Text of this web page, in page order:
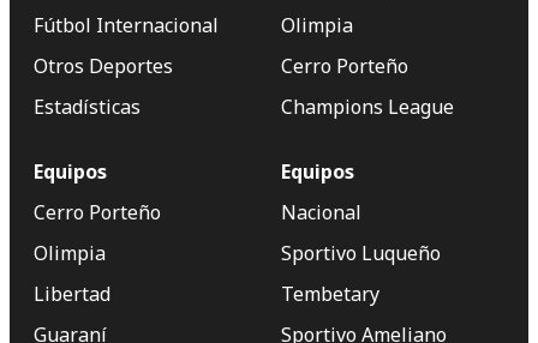
Fútbol Internacional
Otros Deportes
Estadísticas
Olimpia
Cerro Porteño
Champions League
Equipos
Cerro Porteño
Olimpia
Libertad
Guaraní
Equipos
Nacional
Sportivo Luqueño
Tembetary
Sportivo Ameliano